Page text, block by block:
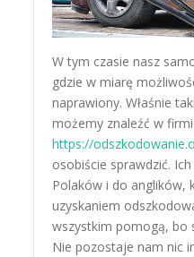
W tym czasie nasz
gdzie w miarę
naprawiony. Właśnie
możemy znaleźć w
https://
osobiście sprawdzić.
Polaków i do anglików,
uzyskaniem
wszystkim pomogą, bo
Nie pozostaje nam nic